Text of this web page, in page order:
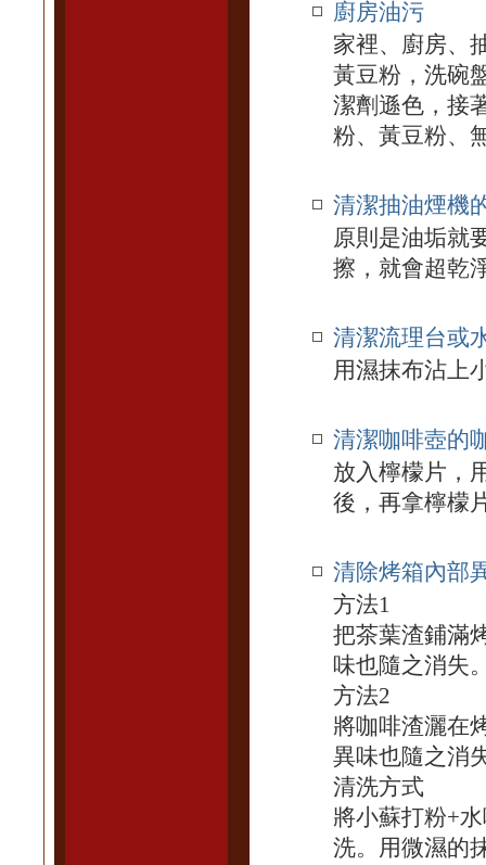
廚房油污
家裡、廚房、
黃豆粉，洗碗
潔劑遜色，接
粉、黃豆粉、
清潔抽油煙機
原則是油垢就
擦，就會超乾
清潔流理台或
用濕抹布沾上
清潔咖啡壺的
放入檸檬片，
後，再拿檸檬
清除烤箱內部
方法1
把茶葉渣鋪滿
味也隨之消失
方法2
將咖啡渣灑在
異味也隨之消
清洗方式
將小蘇打粉+
洗。用微濕的